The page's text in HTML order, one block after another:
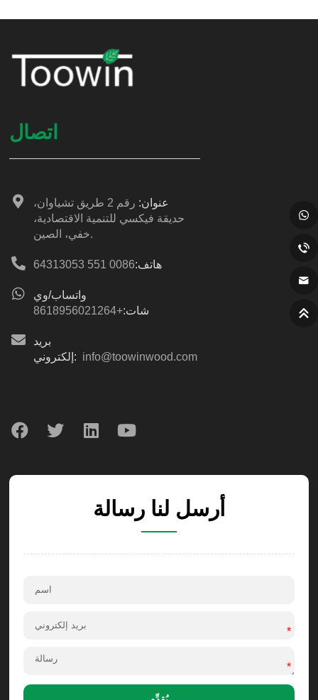
اتصال
عنوان:
رقم 2 طريق تشياوان،
حديقة فيكسي للتنمية الاقتصادية،
خفي، الصين.
هاتف:0086 551 64313053
واتساب/وي
شات:+8618956021264
بريد
إلكتروني: info@toowinwood.com
أرسل لنا رسالة
*
*